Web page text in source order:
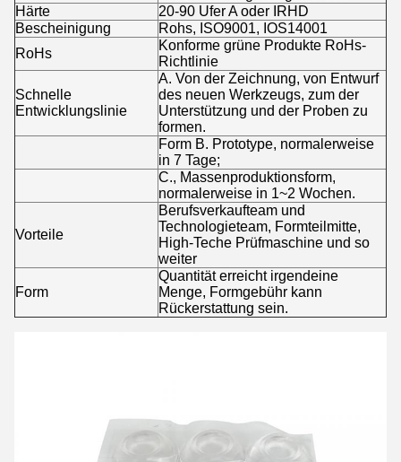
Härte
20-90 Ufer A oder IRHD
Bescheinigung
Rohs, ISO9001, IOS14001
RoHs
Konforme grüne Produkte RoHs-
Richtlinie
Schnelle
Entwicklungslinie
A. Von der Zeichnung, von Entwurf
des neuen Werkzeugs, zum der
Unterstützung und der Proben zu
formen.
Form B. Prototype, normalerweise
in 7 Tage;
C., Massenproduktionsform,
normalerweise in 1~2 Wochen.
Vorteile
Berufsverkaufteam und
Technologieteam, Formteilmitte,
High-Teche Prüfmaschine und so
weiter
Form
Quantität erreicht irgendeine
Menge, Formgebühr kann
Rückerstattung sein.